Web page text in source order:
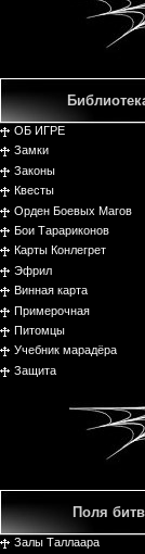
ОБ ИГРЕ
Замки
Законы
Квесты
Орден Боевых Магов
Бои Тарариконов
Карты Конлегрет
Эфрил
Винная карта
Примерочная
Питомцы
Учебник марадёра
Защита
Поля битв
Залы Таллаара